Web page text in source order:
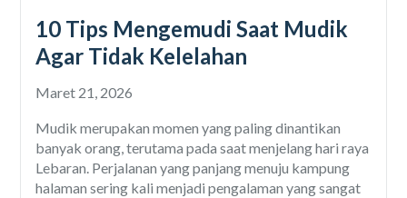
10 Tips Mengemudi Saat Mudik
Agar Tidak Kelelahan
Maret 21, 2026
Mudik merupakan momen yang paling dinantikan
banyak orang, terutama pada saat menjelang hari raya
Lebaran. Perjalanan yang panjang menuju kampung
halaman sering kali menjadi pengalaman yang sangat